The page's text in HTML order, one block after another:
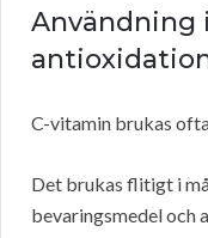
Användning
C-vitamin brukas
Det brukas flitigt i
bevaringsmedel och